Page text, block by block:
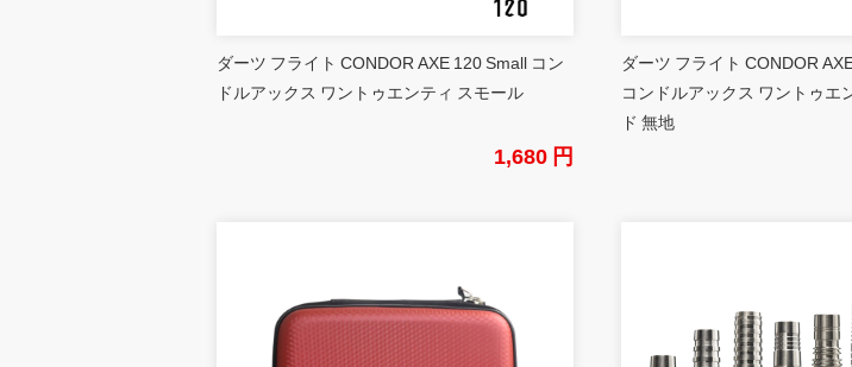
ダーツ フライト CONDOR AXE 120 Small コン
ドルアックス ワントゥエンティ スモール
1,680 円
ダーツ フライト CONDOR
コンドルアックス ワントゥエ
ド 無地